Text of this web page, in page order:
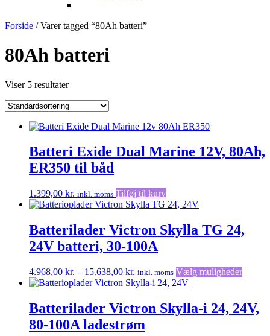
Forside / Varer tagged “80Ah batteri”
80Ah batteri
Viser 5 resultater
Batteri Exide Dual Marine 12V, 80Ah,
ER350 til båd
1.399,00 kr. inkl. moms Tilføj til kurv
Batterilader Victron Skylla TG 24,
24V batteri, 30-100A
4.968,00 kr. – 15.638,00 kr. Prisinterval:
4.968,00 kr.
15.638,00 kr.
inkl. moms Vælg mulighederDette
flere
Batterilader Victron Skylla-i 24, 24V,
80-100A ladestrøm